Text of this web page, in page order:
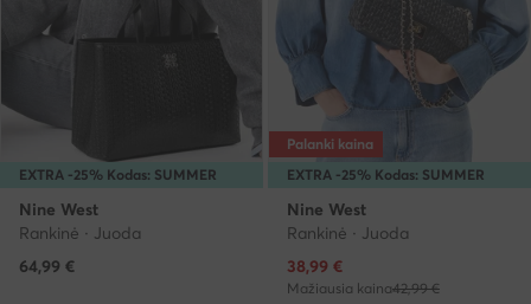
EXTRA -25% Kodas: SUMMER
Nine West
Rankinė · Juoda
64,99 €
EXTRA -25% Kodas: SUMMER
Palanki kaina
Nine West
Rankinė · Juoda
Dabartinė kaina
38,99 €
Mažiausia kaina42,99 €